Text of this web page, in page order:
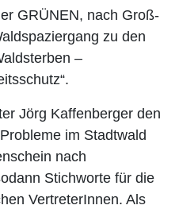
GRÜNEN, nach Groß-
zu den
–
Jörg Kaffenberger den
im Stadtwald
nach
Stichworte für die
VertreterInnen. Als